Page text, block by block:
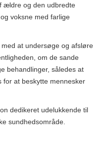
ældre og den udbredte
voksne med farlige
at undersøge og afsløre
om de sande
behandlinger, således at
for at beskytte mennesker
dedikeret udelukkende til
sundhedsområde.